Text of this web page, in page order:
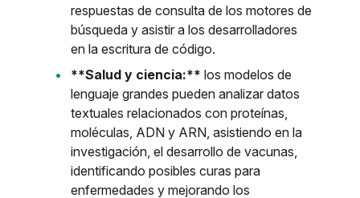
respuestas de consulta de los motores de
búsqueda y asistir a los desarrolladores
en la escritura de código.
**Salud y ciencia:** los modelos de
lenguaje grandes pueden analizar datos
textuales relacionados con proteínas,
moléculas, ADN y ARN, asistiendo en la
investigación, el desarrollo de vacunas,
identificando posibles curas para
enfermedades y mejorando los